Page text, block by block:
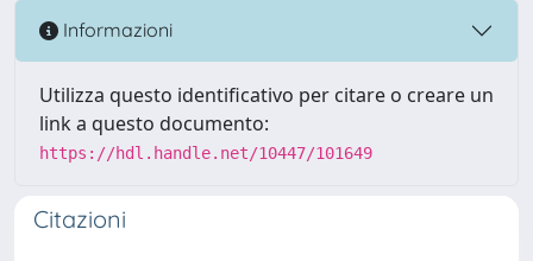
Informazioni
Utilizza questo identificativo per citare o creare un
link a questo documento:
https://hdl.handle.net/10447/101649
Citazioni